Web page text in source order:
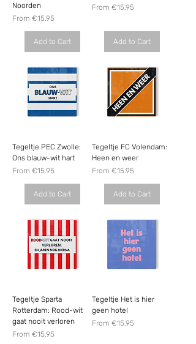
Noorden
From €15.95
Sale Price
Add to Cart
From €15.95
Sale Price
Add to Cart
Tegeltje PEC Zwolle:
Ons blauw-wit hart
From €15.95
Sale Price
Add to Cart
Tegeltje FC Volendam:
Heen en weer
From €15.95
Sale Price
Add to Cart
Tegeltje Sparta
Rotterdam: Rood-wit
gaat nooit verloren
From €15.95
Sale Price
Tegeltje Het is hier
geen hotel
From €15.95
Sale Price